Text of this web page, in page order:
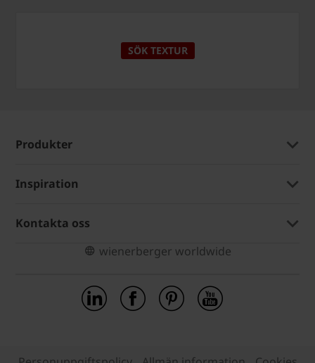
SÖK TEXTUR
Produkter
Inspiration
Kontakta oss
wienerberger worldwide